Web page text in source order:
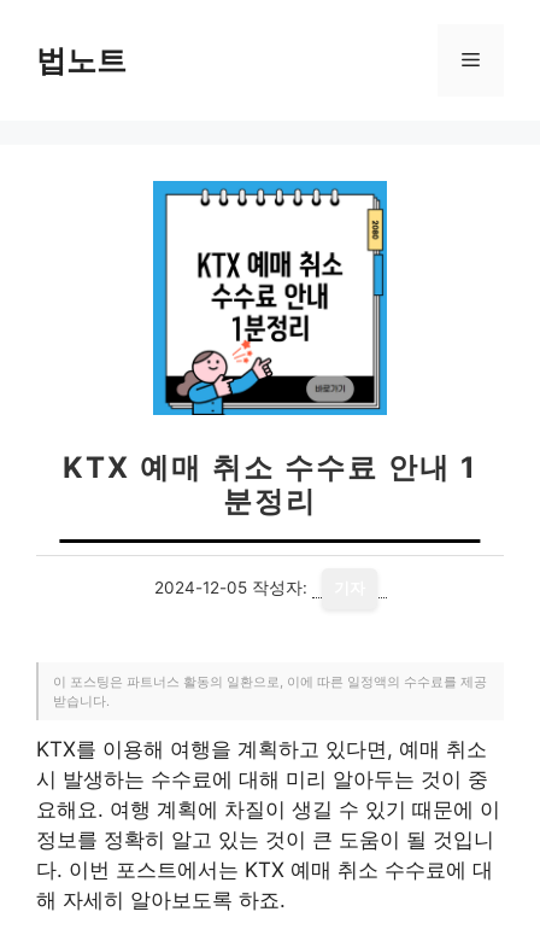
법노트 메
KTX 예매 취소 수수료 안내 1
분정리
2024-12-05 작성자:
이 포스팅은 파트너스 활동의 일환으로, 이에 따른 일정액의 수수료를 제공
받습니다.
KTX를 이용해 여행을 계획하고 있다면, 예매 취소
시 발생하는 수수료에 대해 미리 알아두는 것이 중
요해요. 여행 계획에 차질이 생길 수 있기 때문에 이
정보를 정확히 알고 있는 것이 큰 도움이 될 것입니
다. 이번 포스트에서는 KTX 예매 취소 수수료에 대
해 자세히 알아보도록 하죠.